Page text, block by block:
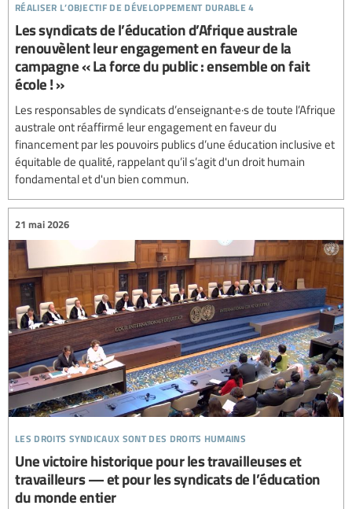
réaliser l’objectif de développement durable 4
Les syndicats de l’éducation d’Afrique australe
renouvèlent leur engagement en faveur de la
campagne « La force du public : ensemble on fait
école ! »
Les responsables de syndicats d’enseignant·e·s de toute l’Afrique
australe ont réaffirmé leur engagement en faveur du
financement par les pouvoirs publics d’une éducation inclusive et
équitable de qualité, rappelant qu’il s’agit d'un droit humain
fondamental et d'un bien commun.
les droits syndicaux sont des droits humains
21 mai 2026
Une victoire historique pour les travailleuses et
travailleurs — et pour les syndicats de l’éducation
du monde entier